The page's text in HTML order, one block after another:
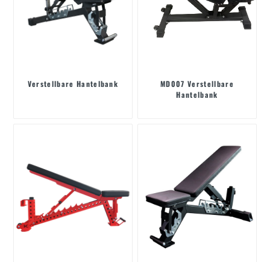
Verstellbare Hantelbank
MD007 Verstellbare
Hantelbank